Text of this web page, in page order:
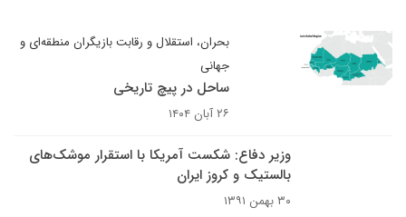
بحران، استقلال و رقابت بازیگران منطقه‌ای و
جهانی
ساحل در پیچ تاریخی
۲۶ آبان ۱۴۰۴
وزیر دفاع: شکست آمریکا با استقرار موشک‌های
بالستیک و کروز ایران
۳۰ بهمن ۱۳۹۱